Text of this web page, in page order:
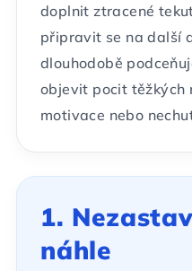
doplnit ztracené
připravit se na další
dlouhodobě
objevit pocit těžkých
motivace nebo
1.
náhle